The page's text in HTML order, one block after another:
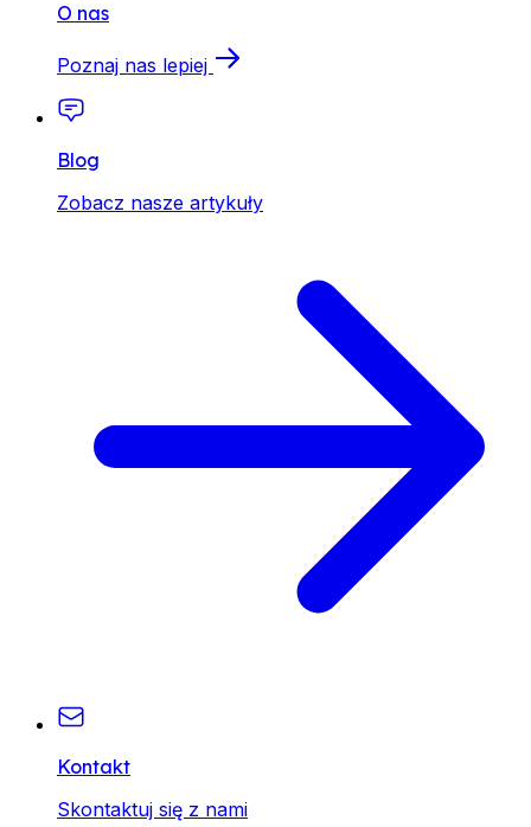
O nas
Poznaj nas lepiej
Blog
Zobacz nasze artykuły
Kontakt
Skontaktuj się z nami